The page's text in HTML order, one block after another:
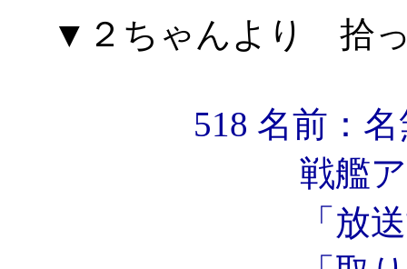
▼２ちゃんより 拾
518 名前：
戦艦アカ
「放送協会定